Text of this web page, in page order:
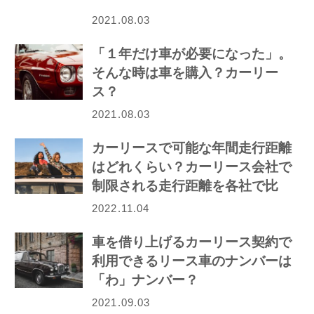
2021.08.03
「１年だけ車が必要になった」。
そんな時は車を購入？カーリー
ス？
2021.08.03
カーリースで可能な年間走行距離
はどれくらい？カーリース会社で
制限される走行距離を各社で比
較！
2022.11.04
車を借り上げるカーリース契約で
利用できるリース車のナンバーは
「わ」ナンバー？
2021.09.03